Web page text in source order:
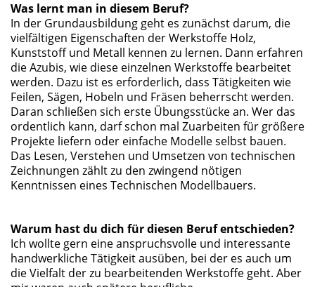
Was lernt man in diesem Beruf?
In der Grundausbildung geht es zunächst darum, die
vielfältigen Eigenschaften der Werkstoffe Holz,
Kunststoff und Metall kennen zu lernen. Dann erfahren
die Azubis, wie diese einzelnen Werkstoffe bearbeitet
werden. Dazu ist es erforderlich, dass Tätigkeiten wie
Feilen, Sägen, Hobeln und Fräsen beherrscht werden.
Daran schließen sich erste Übungsstücke an. Wer das
ordentlich kann, darf schon mal Zuarbeiten für größere
Projekte liefern oder einfache Modelle selbst bauen.
Das Lesen, Verstehen und Umsetzen von technischen
Zeichnungen zählt zu den zwingend nötigen
Kenntnissen eines Technischen Modellbauers.
Warum hast du dich für diesen Beruf entschieden?
Ich wollte gern eine anspruchsvolle und interessante
handwerkliche Tätigkeit ausüben, bei der es auch um
die Vielfalt der zu bearbeitenden Werkstoffe geht. Aber